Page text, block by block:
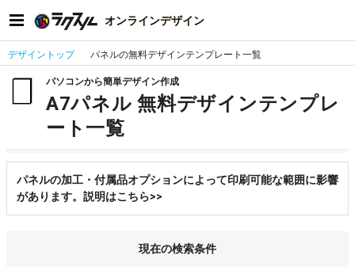
オンラインデザイン
デザイントップ パネルの無料デザインテンプレート一覧
パソコンから簡単デザイン作成
A7パネル 無料デザインテンプレ
ート一覧
パネルの加工・付属品オプションによって印刷可能な範囲に影響
があります。説明はこちら>>
現在の検索条件